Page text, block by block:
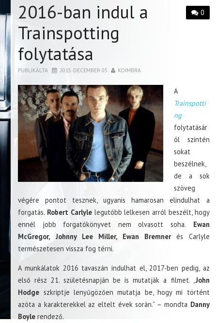
0
2016-ban indul a
Trainspotting
folytatása
PUBLIKÁLTA 2015. DECEMBER 05. KOIMBRA
A
Trainspotti
ng
folytatásár
ól szintén
sokat
beszélnek,
de a sok
szöveg
végére pontot tesznek, ugyanis hamarosan elindulhat a
forgatás. Robert Carlylelegutóbb lelkesen arról beszélt, hogy
ennél jobb forgatókönyvet nem olvasott soha. Ewan
McGregor, Johnny Lee Miller, Ewan Bremnerés Carlyle
természetesen vissza fog térni.
A munkálatok 2016 tavaszán indulhat el, 2017-ben pedig, az
első rész 21. születésnapján be is mutatják a filmet. „John
Hodge szkriptje lenyűgözően mutatja be, hogy mi történt
azóta a karakterekkel az eltelt évek során.” – mondta Danny
Boyle rendező.